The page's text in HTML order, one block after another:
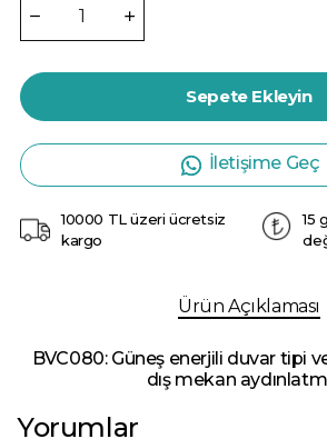
Sepete Ekleyin
İletişime Geç
10000 TL üzeri ücretsiz
kargo
15
Ürün Açıklaması
BVC080: Güneş enerjili duvar tipi
dış mekan
Yorumlar